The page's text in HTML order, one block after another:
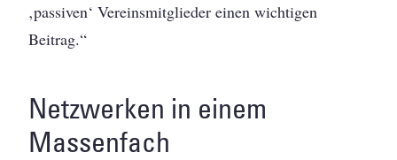
‚passiven‘ Vereinsmitglieder einen wichtigen
Beitrag.“
Netzwerken in einem
Massenfach